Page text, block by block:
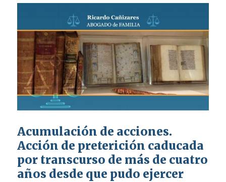
Acumulación de acciones.
Acción de preterición caducada
por transcurso de más de cuatro
años desde que pudo ejercer